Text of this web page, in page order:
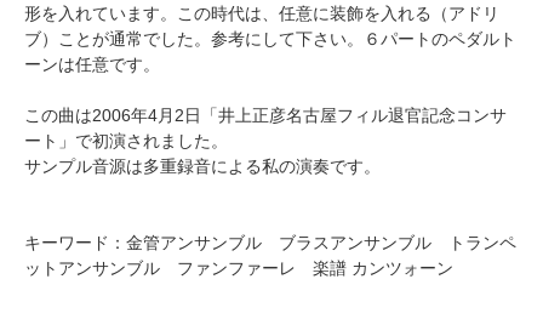
形を入れています。この時代は、任意に装飾を入れる（アドリ
ブ）ことが通常でした。参考にして下さい。６パートのペダルト
ーンは任意です。
この曲は2006年4月2日「井上正彦名古屋フィル退官記念コンサ
ート」で初演されました。
サンプル音源は多重録音による私の演奏です。
キーワード：金管アンサンブル ブラスアンサンブル トランペ
ットアンサンブル ファンファーレ 楽譜 カンツォーン